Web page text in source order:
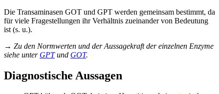
Die Transaminasen GOT und GPT werden gemeinsam bestimmt, da
für viele Fragestellungen ihr Verhältnis zueinander von Bedeutung
ist (s. u.).
→ Zu den Normwerten und der Aussagekraft der einzelnen Enzyme
siehe unter GPTund GOT.
Diagnostische Aussagen